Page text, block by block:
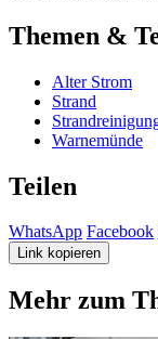
Themen &
Alter Strom
Strand
Warnemünde
Teilen
WhatsApp Facebook
Link kopieren
Mehr zum